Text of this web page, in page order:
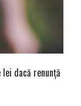
dacă renunță